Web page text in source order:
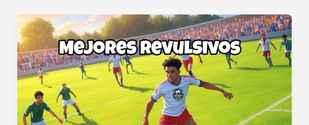
para
tu
Fantasy